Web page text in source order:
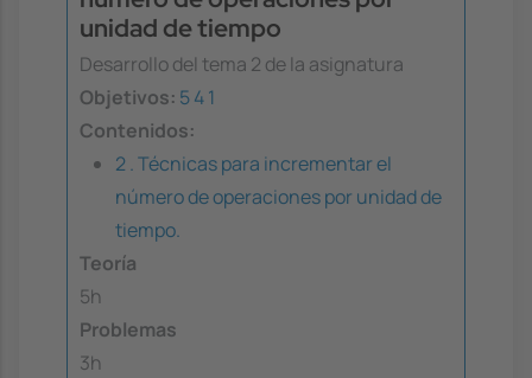
unidad de tiempo
Desarrollo del tema 2 de la asignatura
Objetivos: 541
Contenidos:
2 . Técnicas para incrementar el
número de operaciones por unidad de
tiempo.
Teoría
5h
Problemas
3h